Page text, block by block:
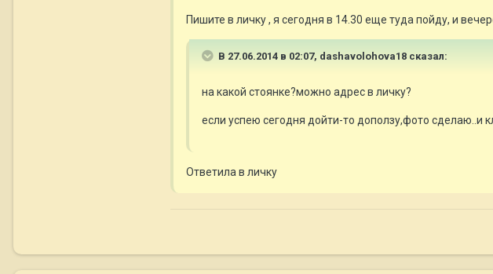
Пишите в личку , я сегодня в 14.30 еще туда пойду, и
В 27.06.2014 в 02:07, dashavolohova18 сказал:
на какой стоянке?можно адрес в личку?
если успею сегодня дойти-то доползу,фото сделаю..и
Ответила в личку